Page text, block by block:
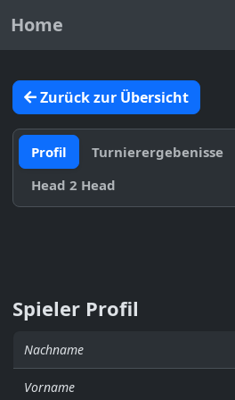
Home
Zurück zur Übersicht
Profil Turnierergebenisse
Head 2 Head
Spieler Profil
Nachname
Vorname